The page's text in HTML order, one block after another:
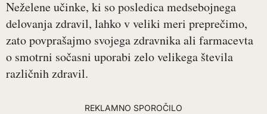
Neželene učinke, ki so posledica medsebojnega
delovanja zdravil, lahko v veliki meri preprečimo,
zato povprašajmo svojega zdravnika ali farmacevta
o smotrni sočasni uporabi zelo velikega števila
različnih zdravil.
REKLAMNO SPOROČILO